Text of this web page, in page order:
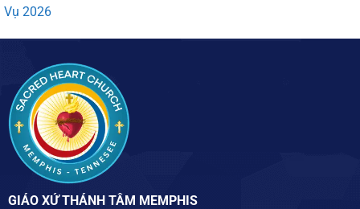
Vụ 2026
GIÁO XỨ THÁNH TÂM MEMPHIS